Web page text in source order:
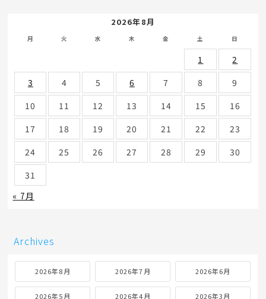
2026年8月
月 火 水 木 金 土 日
1
2
3
4 5 6 7 8
9
10
11 12 13 14 15
16
17
18 19 20 21 22
23
24
25 26 27 28 29
30
31
« 7月
Archives
2026年8月 2026年7月 2026年6月
2026年5月 2026年4月 2026年3月